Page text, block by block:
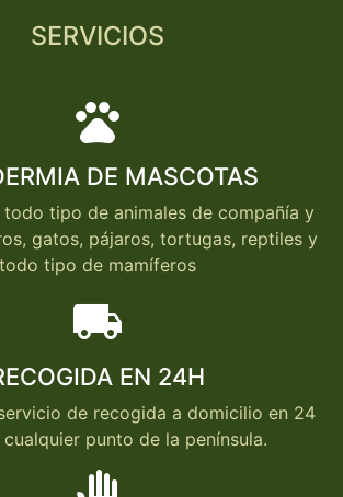
SERVICIOS
pets
DE MASCOTAS
todo tipo de animales de compañía y
gatos, pájaros, tortugas, reptiles y
todo tipo de mamíferos
local_shipping
EN 24H
de recogida a domicilio en 24
cualquier punto de la península.